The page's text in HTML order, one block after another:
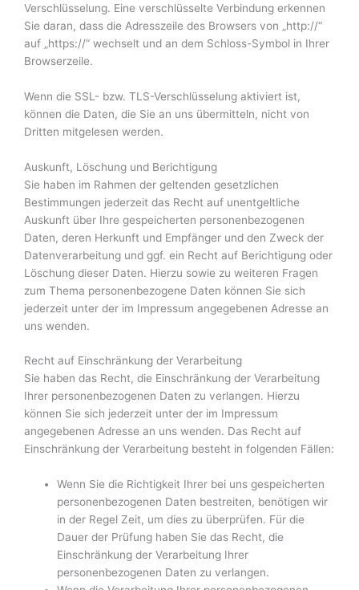
Verschlüsselung. Eine verschlüsselte Verbindung erkennen
Sie daran, dass die Adresszeile des Browsers von „http://“
auf „https://“ wechselt und an dem Schloss-Symbol in Ihrer
Browserzeile.
Wenn die SSL- bzw. TLS-Verschlüsselung aktiviert ist,
können die Daten, die Sie an uns übermitteln, nicht von
Dritten mitgelesen werden.
Auskunft, Löschung und Berichtigung
Sie haben im Rahmen der geltenden gesetzlichen
Bestimmungen jederzeit das Recht auf unentgeltliche
Auskunft über Ihre gespeicherten personenbezogenen
Daten, deren Herkunft und Empfänger und den Zweck der
Datenverarbeitung und ggf. ein Recht auf Berichtigung oder
Löschung dieser Daten. Hierzu sowie zu weiteren Fragen
zum Thema personenbezogene Daten können Sie sich
jederzeit unter der im Impressum angegebenen Adresse an
uns wenden.
Recht auf Einschränkung der Verarbeitung
Sie haben das Recht, die Einschränkung der Verarbeitung
Ihrer personenbezogenen Daten zu verlangen. Hierzu
können Sie sich jederzeit unter der im Impressum
angegebenen Adresse an uns wenden. Das Recht auf
Einschränkung der Verarbeitung besteht in folgenden Fällen:
Wenn Sie die Richtigkeit Ihrer bei uns gespeicherten
personenbezogenen Daten bestreiten, benötigen wir
in der Regel Zeit, um dies zu überprüfen. Für die
Dauer der Prüfung haben Sie das Recht, die
Einschränkung der Verarbeitung Ihrer
personenbezogenen Daten zu verlangen.